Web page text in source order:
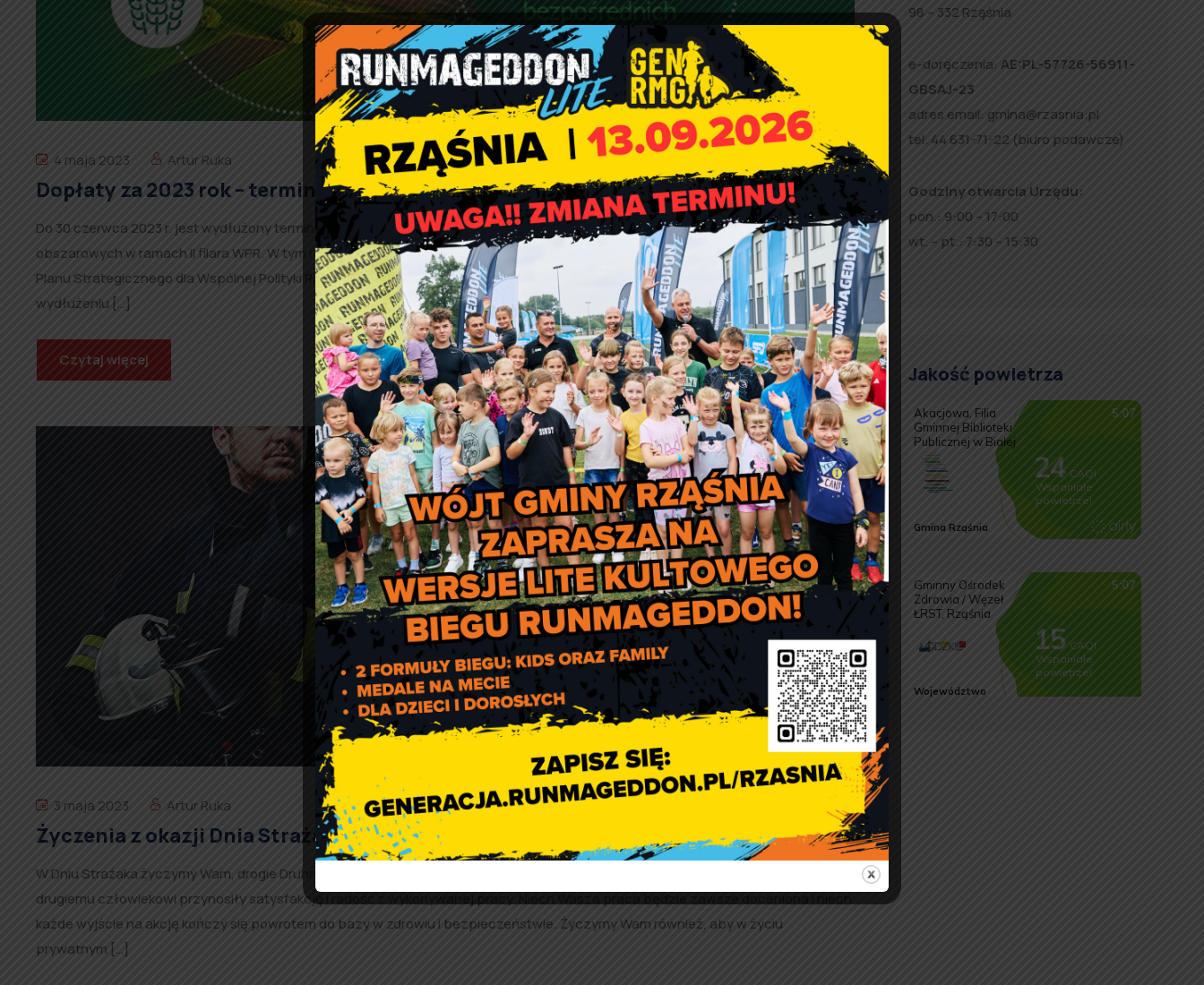
4 maja 2023 Artur Ruka
Dopłaty za 2023 rok – termin składania wniosków wydłużony do 30 czerwca
Do 30 czerwca 2023 r. jest wydłużony termin składania wniosków o przyznanie płatności bezpośrednich oraz płatności
obszarowych w ramach II filara WPR. W tym roku po raz pierwszy kampania przebiega według nowych zasad, wynikających z
Planu Strategicznego dla Wspólnej Polityki Rolnej na lata 2023-2027. Minister rolnictwa i rozwoju wsi Robert Telus podjął decyzję o
wydłużeniu […]
Czytaj więcej
3 maja 2023 Artur Ruka
Życzenia z okazji Dnia Strażaka
W Dniu Strażaka życzymy Wam, drogie Druhny i drodzy Druhowie, aby Wasza odwaga, poświęcenie i zaangażowanie w służbie
drugiemu człowiekowi przynosiły satysfakcję i radość z wykonywanej pracy. Niech Wasza praca będzie zawsze doceniona i niech
każde wyjście na akcję kończy się powrotem do bazy w zdrowiu i bezpieczeństwie. Życzymy Wam również, aby w życiu
prywatnym […]
98 – 332 Rząśnia
e-doręczenia: AE:PL-57726-56911-
GBSAJ-23
adres email: gmina@rzasnia.pl
tel. 44 631-71-22 (biuro podawcze)
Godziny otwarcia Urzędu:
pon.: 9:00 – 17:00
wt. – pt.: 7:30 – 15:30
Jakość powietrza